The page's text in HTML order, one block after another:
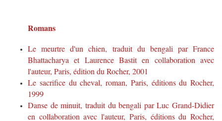
Romans
Le meurtre d'un chien, traduit du bengali par France
Bhattacharya et Laurence Bastit en collaboration avec
l'auteur, Paris, édition du Rocher, 2001
Le sacrifice du cheval, roman, Paris, éditions du Rocher,
1999
Danse de minuit, traduit du bengali par Luc Grand-Didier
en collaboration avec l'auteur, Paris, éditions du Rocher,